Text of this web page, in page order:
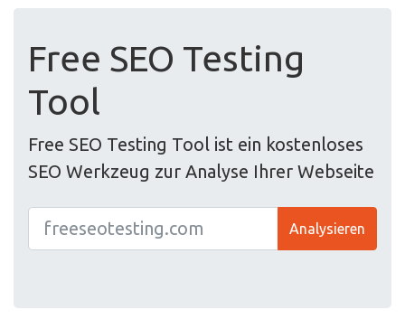
Free SEO Testing
Tool
Free SEO Testing Tool ist ein kostenloses
SEO Werkzeug zur Analyse Ihrer Webseite
Analysieren